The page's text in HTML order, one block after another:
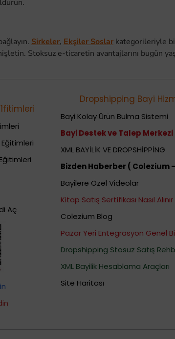
Sirkeler, Ekşiler Soslar kategorileriyle
Stoksuz e-ticaretin avantajlarını bugün
Aç
Dropshipping Bayi
Bayi Kolay Ürün Bulma Sistemi
Bayi Destek ve Talep Merkezi
XML BAYİLİK VE DROPSHİPPİNG
Bizden Haberber ( Colezium
Bayilere Özel Videolar
Kitap Satış Sertifikası Nasıl Alınır
Colezium Blog
Pazar Yeri Entegrasyon Genel
Dropshipping Stosuz Satış
XML Bayilik Hesablama Araçları
Site Haritası